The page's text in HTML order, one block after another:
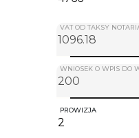
VAT OD TAKSY
WNIOSEK O WPIS DO
PROWIZJA